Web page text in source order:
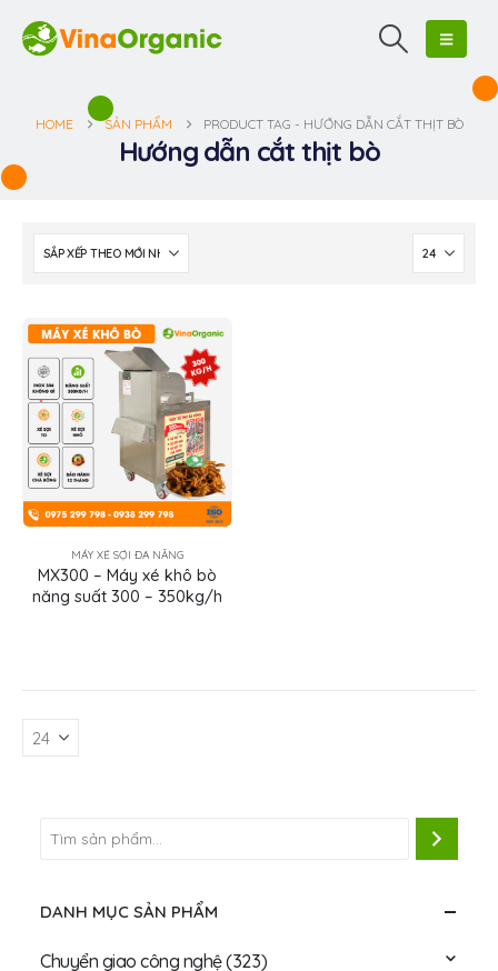
HOME SẢN PHẨM PRODUCT TAG - HƯỚNG DẪN CẮT THỊT BÒ
Hướng dẫn cắt thịt bò
MÁY XÉ SỢI ĐA NĂNG
MX300 – Máy xé khô bò
năng suất 300 – 350kg/h
DANH MỤC SẢN PHẨM
Chuyển giao công nghệ(323)